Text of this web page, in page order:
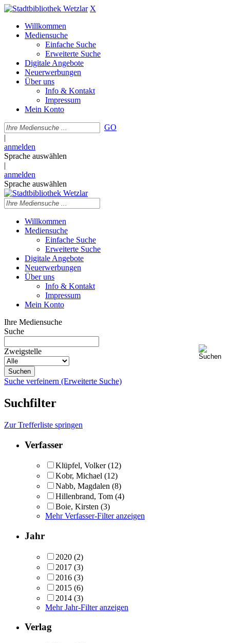
X
Willkommen
Mediensuche
Einfache Suche
Erweiterte Suche
Digitale Angebote
Neuerwerbungen
Über uns
Info & Kontakt
Impressum
Mein Konto
GO
|
anmelden
Sprache auswählen
|
anmelden
Sprache auswählen
Willkommen
Mediensuche
Einfache Suche
Erweiterte Suche
Digitale Angebote
Neuerwerbungen
Über uns
Info & Kontakt
Impressum
Mein Konto
Ihre Mediensuche
Suche
Zweigstelle
Suche verfeinern (Erweiterte Suche)
Suchfilter
Zur Trefferliste springen
Verfasser
Klüpfel, Volker (12)
Kobr, Michael (12)
Nabb, Magdalen (8)
Hillenbrand, Tom (4)
Boie, Kirsten (3)
Mehr Verfasser-Filter anzeigen
Jahr
2020 (2)
2017 (3)
2016 (3)
2015 (6)
2014 (3)
Mehr Jahr-Filter anzeigen
Verlag